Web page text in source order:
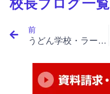
校長ブログ一覧
前
うどん学校・ラーメン学校・そば学校・パスタ学校で開業&成果アップ｜「イノベーションと起業家精神（まとめ）」「残された課題、税制の見直し、ベンチャーを守る」